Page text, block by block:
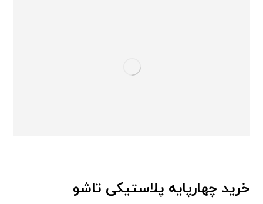
خرید چهارپایه پلاستیکی تاشو